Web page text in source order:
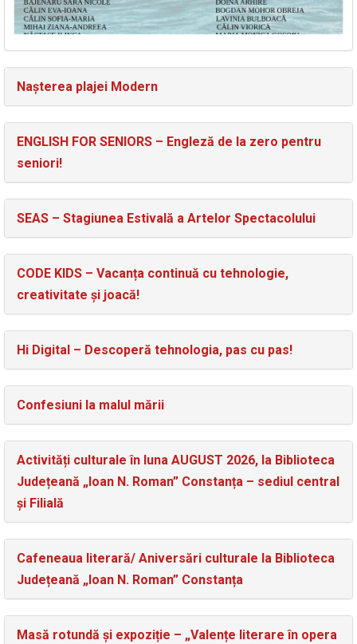
Nașterea plajei Modern
ENGLISH FOR SENIORS – Engleză de la zero pentru
seniori!
SEAS – Stagiunea Estivală a Artelor Spectacolului
CODE KIDS – Vacanța continuă cu tehnologie,
creativitate și joacă!
Hi Digital – Descoperă tehnologia, pas cu pas!
Confesiuni la malul mării
Activități culturale în luna AUGUST 2026, la Biblioteca
Județeană „Ioan N. Roman” Constanța – sediul central
și Filială
Cafeneaua literară/ Aniversări culturale la Biblioteca
Județeană „Ioan N. Roman” Constanța
Masă rotundă și expoziție – „Valențe literare în opera